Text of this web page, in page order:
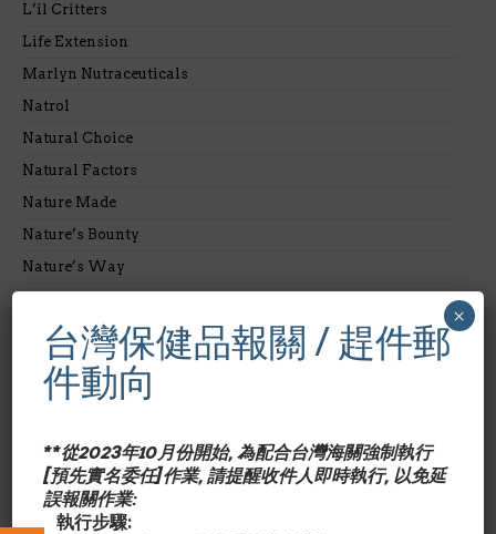
L’il Critters
Life Extension
Marlyn Nutraceuticals
Natrol
Natural Choice
Natural Factors
Nature Made
Nature’s Bounty
Nature’s Way
New Chapter
Nordic Naturals
Nutrasal
OLA LOA
Olay
台灣保健品報關 / 趕件郵
件動向
**從2023年10月份開始, 為配合台灣海關強制執行
[預先實名委任]作業, 請提醒收件人即時執行, 以免延
誤報關作業:
執行步驟:
×